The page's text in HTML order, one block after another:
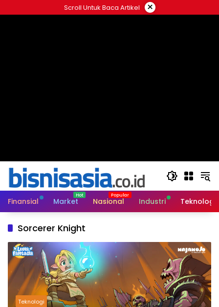
ke
Scroll Untuk Baca Artikel ×
Finansial Market Nasional Industri Teknologi
Sorcerer Knight
Teknologi